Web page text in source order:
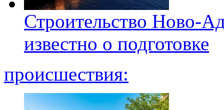
Строительство Ново-
известно о подготовке
происшествия: